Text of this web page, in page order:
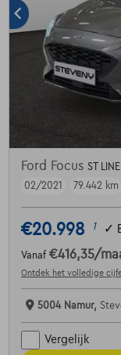
Ford Focus ST
02/2021
79.442 km
€20.998 1 ✓
Vanaf €416,35/
Ontdek het volledige
5004 Namur,
Vergelijk